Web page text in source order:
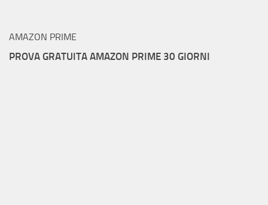
AMAZON PRIME
PROVA GRATUITA AMAZON PRIME 30 GIORNI